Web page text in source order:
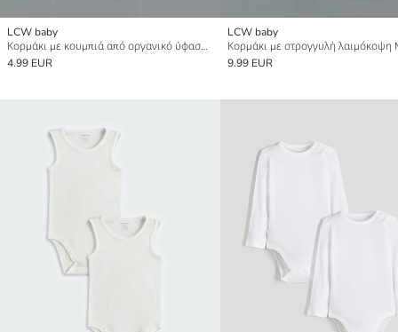
LCW baby
Κορμάκι με κουμπιά από οργανικό ύφασμα για μωρό κορίτσι 2 πακέτο
4.99 EUR
LCW baby
9.99 EUR